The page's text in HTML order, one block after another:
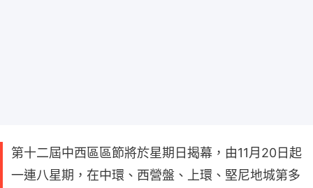
第十二屆中西區區節將於星期日揭幕，由11月20日起
一連八星期，在中環、西營盤、上環、堅尼地城第多